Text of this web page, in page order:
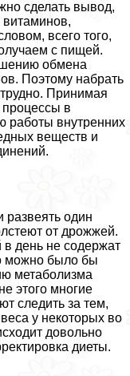
сделать вывод,
витаминов,
всего того,
с пищей.
обмена
Поэтому набрать
Принимая
в
работы внутренних
веществ и
развеять один
от дрожжей.
в день не содержат
можно было бы
метаболизма
этого многие
следить за тем,
у некоторых во
довольно
диеты.